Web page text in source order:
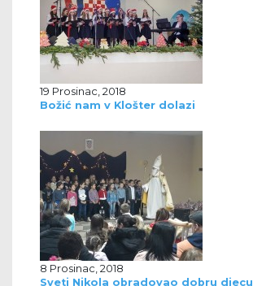
19 Prosinac, 2018
Božić nam v Klošter dolazi
8 Prosinac, 2018
Sveti Nikola obradovao dobru djecu